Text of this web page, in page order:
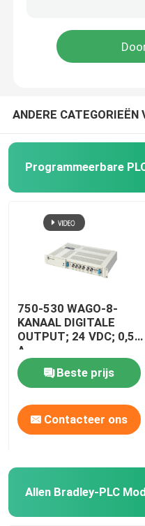
ANDERE CATEGORIEËN
750-530 WAGO-8-
KANAAL DIGITALE
OUTPUT; 24 VDC; 0,5
A
Beste prijs
Contacteer ons
Allen Bradley-PLC